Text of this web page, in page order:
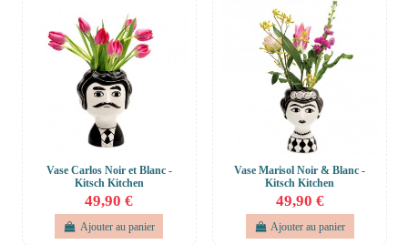
Vase Carlos Noir et Blanc -
Kitsch Kitchen
49,90 €
Ajouter au panier
Vase Marisol Noir & Blanc -
Kitsch Kitchen
49,90 €
Ajouter au panier